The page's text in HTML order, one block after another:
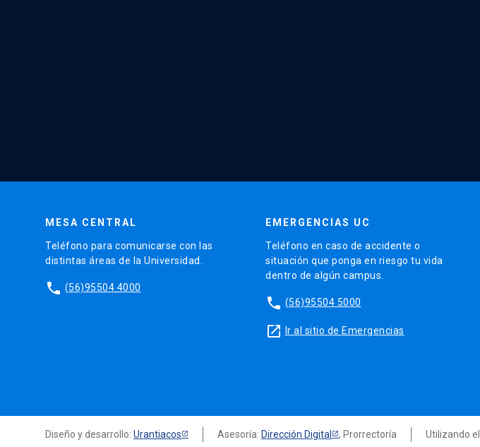
MESA CENTRAL
Teléfono para comunicarse con las
distintas áreas de la Universidad.
phone (56)95504 4000
EMERGENCIAS UC
Teléfono en caso de accidente o
situación que ponga en riesgo tu vida
dentro de algún campus.
phone (56)95504 5000
launch Ir al sitio de Emergencias
Diseño y desarrollo: Urantiacos Asesoría: Dirección Digital , Prorrectoría Utilizando el